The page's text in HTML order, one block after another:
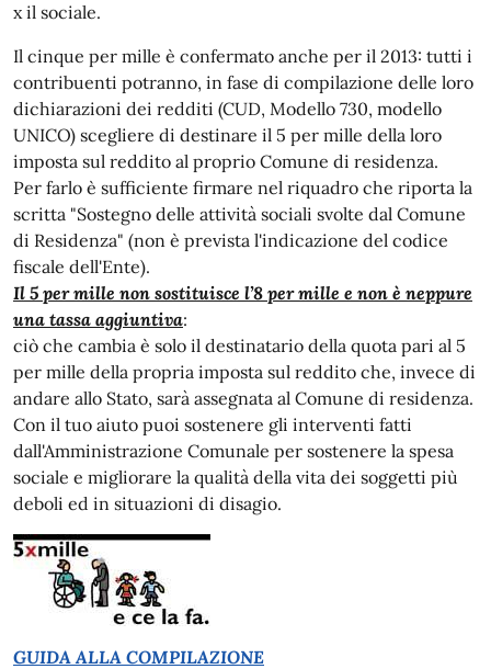
x il sociale.
Il cinque per mille è confermato anche per il 2013: tutti i
contribuenti potranno, in fase di compilazione delle loro
dichiarazioni dei redditi (CUD, Modello 730, modello
UNICO) scegliere di destinare il 5 per mille della loro
imposta sul reddito al proprio Comune di residenza.
Per farlo è sufficiente firmare nel riquadro che riporta la
scritta "Sostegno delle attività sociali svolte dal Comune
di Residenza" (non è prevista l'indicazione del codice
fiscale dell'Ente).
Il 5 per mille non sostituisce l’8 per mille e non è neppure
una tassa aggiuntiva:
ciò che cambia è solo il destinatario della quota pari al 5
per mille della propria imposta sul reddito che, invece di
andare allo Stato, sarà assegnata al Comune di residenza.
Con il tuo aiuto puoi sostenere gli interventi fatti
dall'Amministrazione Comunale per sostenere la spesa
sociale e migliorare la qualità della vita dei soggetti più
deboli ed in situazioni di disagio.
GUIDA ALLA COMPILAZIONE